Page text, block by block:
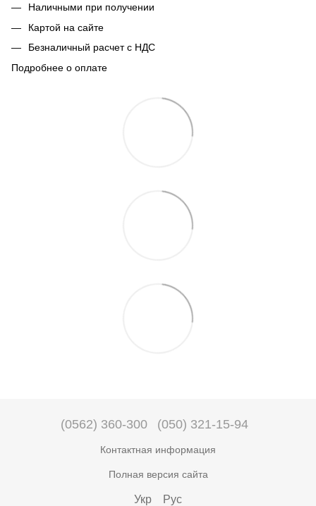
Наличными при получении
Картой на сайте
Безналичный расчет с НДС
Подробнее о оплате
(0562) 360-300 (050) 321-15-94
Контактная информация
Полная версия сайта
Укр Рус